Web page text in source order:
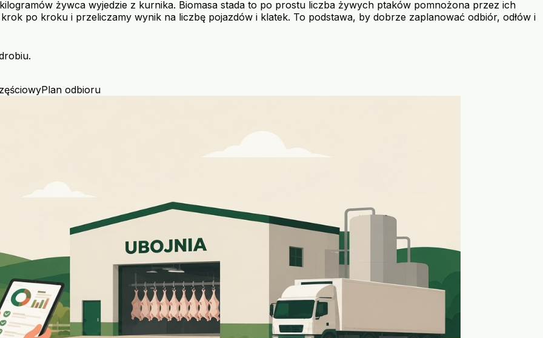
żywca wyjedzie z kurnika. Biomasa stada to po prostu liczba żywych ptaków pomnożona przez ich
po kroku i przeliczamy wynik na liczbę pojazdów i klatek. To podstawa, by dobrze zaplanować odbiór, odłów i
Plan odbioru